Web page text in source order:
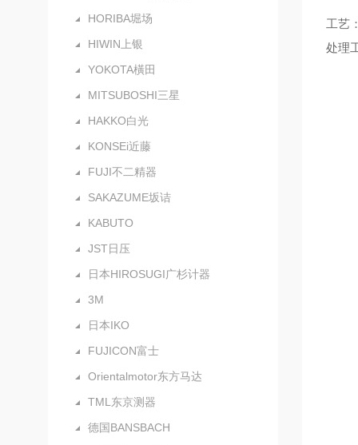
HORIBA堀场
HIWIN上银
YOKOTA橫田
MITSUBOSHI三星
HAKKO白光
KONSEi近藤
FUJI不二精器
SAKAZUME坂诘
KABUTO
JST日压
日本HIROSUGI广杉计器
3M
日本IKO
FUJICON富士
Orientalmotor东方马达
TML东京测器
德国BANSBACH
工艺
处理